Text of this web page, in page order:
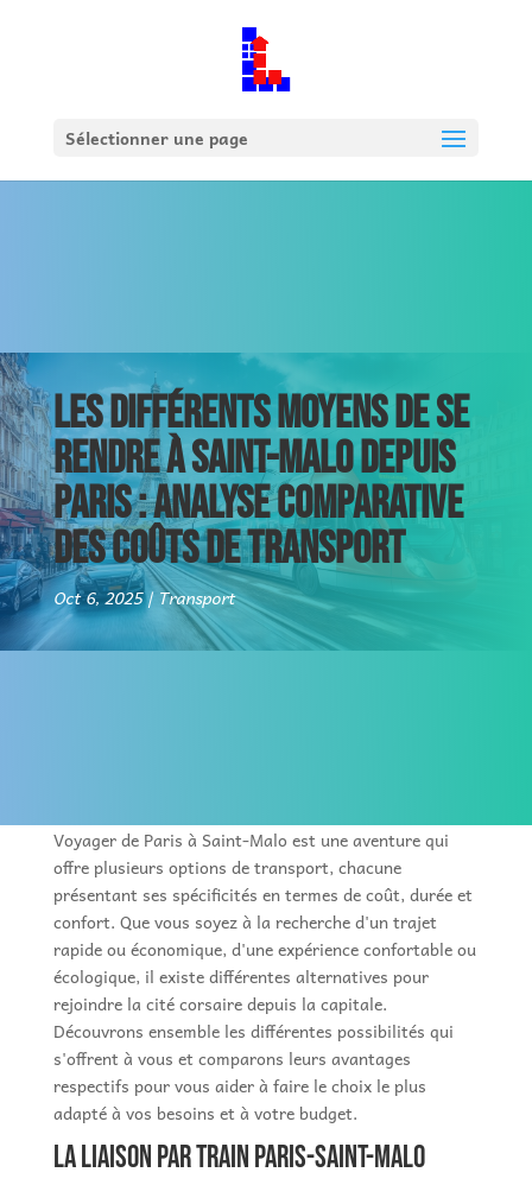
Sélectionner une page
LES DIFFÉRENTS MOYENS DE SE
RENDRE À SAINT-MALO DEPUIS
PARIS : ANALYSE COMPARATIVE
DES COÛTS DE TRANSPORT
Oct 6, 2025 Transport
Voyager de Paris à Saint-Malo est une aventure qui
offre plusieurs options de transport, chacune
présentant ses spécificités en termes de coût, durée et
confort. Que vous soyez à la recherche d'un trajet
rapide ou économique, d'une expérience confortable ou
écologique, il existe différentes alternatives pour
rejoindre la cité corsaire depuis la capitale.
Découvrons ensemble les différentes possibilités qui
s'offrent à vous et comparons leurs avantages
respectifs pour vous aider à faire le choix le plus
adapté à vos besoins et à votre budget.
La liaison par train Paris-Saint-Malo